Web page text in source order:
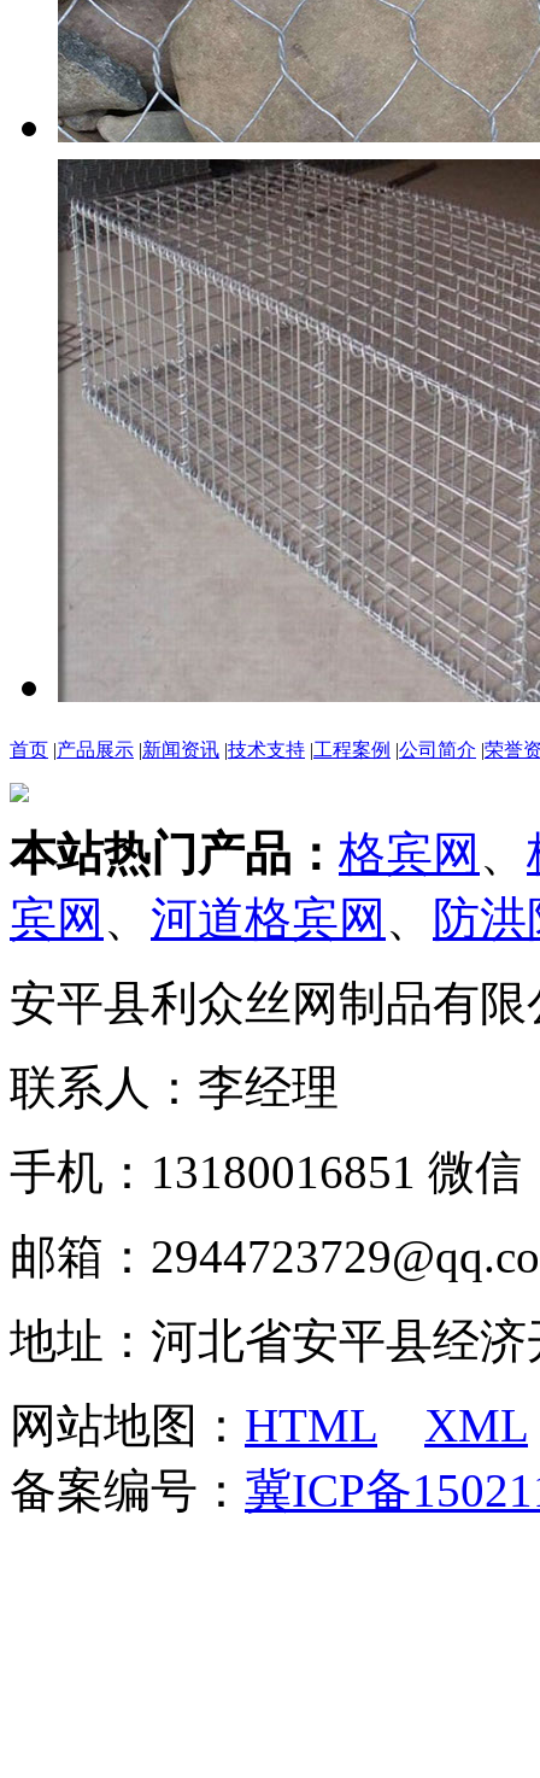
首页 |产品展示 |新闻资讯 |技术支持 |工程案例 |公司简介 |荣誉
本站热门产品： 格宾网 、
宾网 、 河道格宾网 、
防
安平县利众丝网制品有限
联系人：李经理
手机：13180016851 微信
邮箱：
地址：河北省安平县经济
网站地图： HTML
XML
备案编号： 冀ICP备